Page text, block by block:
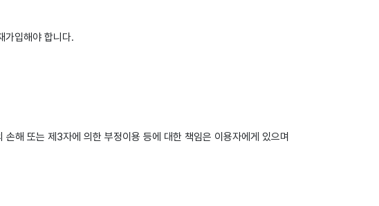
가입해야 합니다.
해 또는 제3자에 의한 부정이용 등에 대한 책임은 이용자에게 있으며